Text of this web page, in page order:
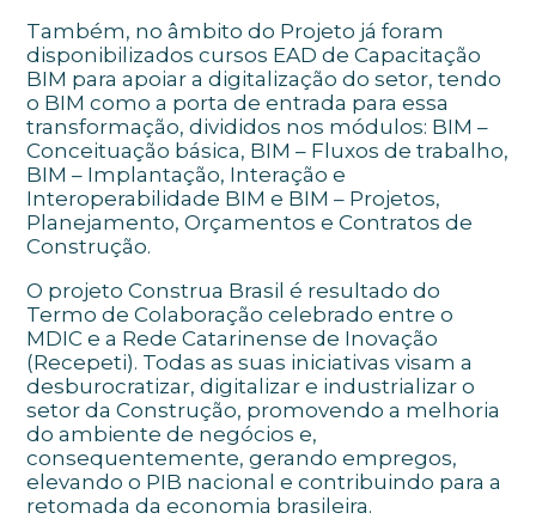
Também, no âmbito do Projeto já foram
disponibilizados cursos EAD de Capacitação
BIM para apoiar a digitalização do setor, tendo
o BIM como a porta de entrada para essa
transformação, divididos nos módulos: BIM –
Conceituação básica, BIM – Fluxos de trabalho,
BIM – Implantação, Interação e
Interoperabilidade BIM e BIM – Projetos,
Planejamento, Orçamentos e Contratos de
Construção.
O projeto Construa Brasil é resultado do
Termo de Colaboração celebrado entre o
MDIC e a Rede Catarinense de Inovação
(Recepeti). Todas as suas iniciativas visam a
desburocratizar, digitalizar e industrializar o
setor da Construção, promovendo a melhoria
do ambiente de negócios e,
consequentemente, gerando empregos,
elevando o PIB nacional e contribuindo para a
retomada da economia brasileira.